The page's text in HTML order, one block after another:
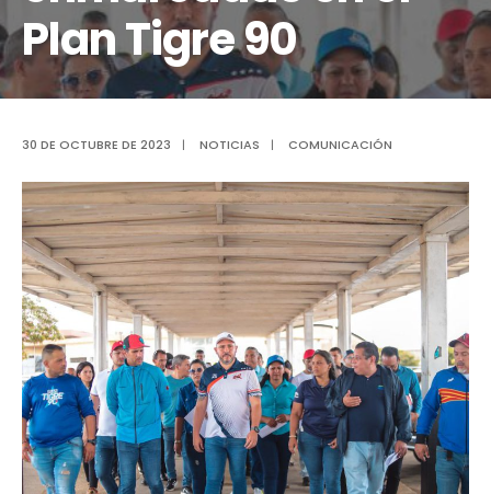
Plan Tigre 90
30 DE OCTUBRE DE 2023 | NOTICIAS | COMUNICACIÓN